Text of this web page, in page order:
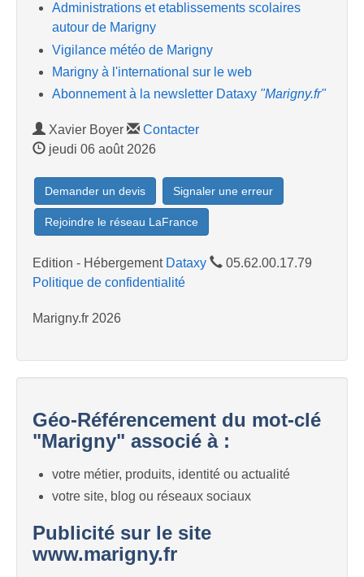
Administrations et etablissements scolaires
autour de Marigny
Vigilance météo de Marigny
Marigny à l'international sur le web
Abonnement à la newsletter Dataxy "Marigny.fr"
Xavier Boyer
Contacter
jeudi 06 août 2026
Demander un devis Signaler une erreur
Rejoindre le réseau LaFrance
Edition - Hébergement Dataxy
05.62.00.17.79
Politique de confidentialité
Marigny.fr 2026
Géo-Référencement du mot-clé
"Marigny" associé à :
votre métier, produits, identité ou actualité
votre site, blog ou réseaux sociaux
Publicité sur le site
www.marigny.fr